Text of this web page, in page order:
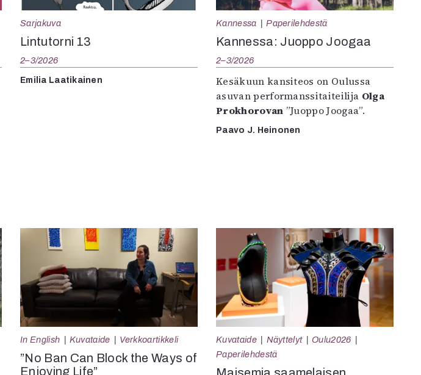
Sarjakuva
Lintutorni 13
2–3/2026
Emilia Laatikainen
Kannessa Paperilehdestä
Kannessa: Juoppo Joogaa
2–3/2026
Kesäkuun kansiteos on Oulussa
asuvan performanssitaiteilija Olga
Prokhorovan ”Juoppo Joogaa”.
Paavo J. Heinonen
In English Kuvataide Verkkoartikkeli
”No Ban Can Block the Ways of
Enjoying Life”
Kuvataide Näyttelyt
Oulu2026
Paperilehdestä